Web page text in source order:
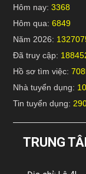
Hôm nay: 3368
Hôm qua: 6849
Năm 2026:
Đã truy cập:
Hồ sơ tìm việc:
Nhà tuyển dụng:
Tin tuyển dụng:
TRUNG